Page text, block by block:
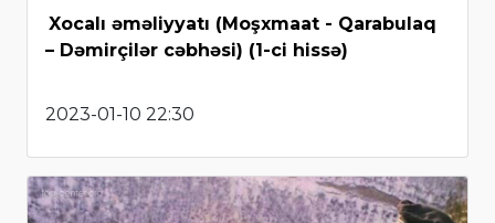
Xocalı əməliyyatı (Moşxmaat - Qarabulaq
– Dəmirçilər cəbhəsi) (1-ci hissə)
2023-01-10 22:30